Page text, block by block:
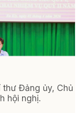
thư Đảng ủy, Chủ
hội nghị.